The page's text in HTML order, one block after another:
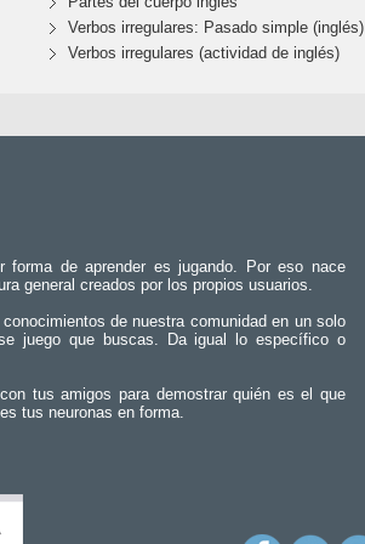
Verbos irregulares: Pasado simple (inglés)
Verbos irregulares (actividad de inglés)
forma de aprender es jugando. Por eso nace
general creados por los propios usuarios.
de nuestra comunidad en un solo
juego que buscas. Da igual lo específico o
tus amigos para demostrar quién es el que
tus neuronas en forma.